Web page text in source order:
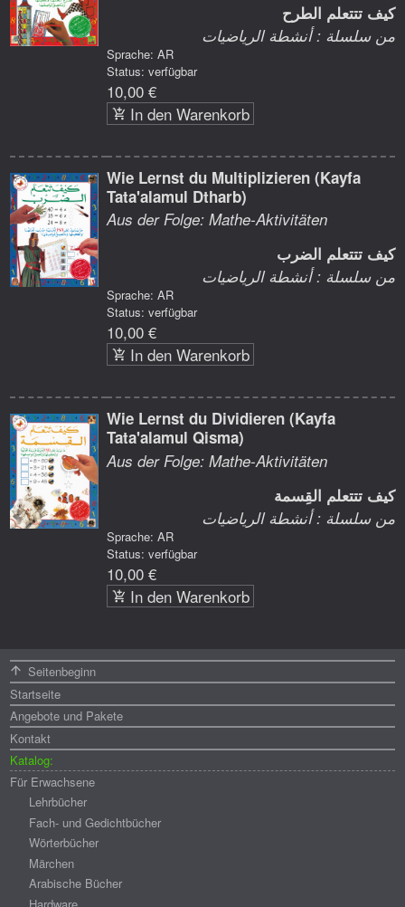
كيف تتتعلم الطرح
من سلسلة : أنشطة الرياضيات
Sprache: AR
Status: verfügbar
10,00 €
In den Warenkorb
Wie Lernst du Multiplizieren (Kayfa
Tata'alamul Dtharb)
Aus der Folge: Mathe-Aktivitäten
كيف تتتعلم الضرب
من سلسلة : أنشطة الرياضيات
Sprache: AR
Status: verfügbar
10,00 €
In den Warenkorb
Wie Lernst du Dividieren (Kayfa
Tata'alamul Qisma)
Aus der Folge: Mathe-Aktivitäten
كيف تتتعلم القِسمة
من سلسلة : أنشطة الرياضيات
Sprache: AR
Status: verfügbar
10,00 €
In den Warenkorb
MenüSeitenbeginn
Startseite
Angebote und Pakete
Kontakt
Katalog:
Für Erwachsene
Lehrbücher
Fach- und Gedichtbücher
Wörterbücher
Märchen
Arabische Bücher
Hardware